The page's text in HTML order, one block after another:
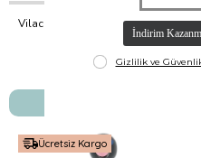
Vilac - Ahşap Şemsiye - Ada Kuşu
Vilac
₺1.790,00
Ücretsiz Kargo